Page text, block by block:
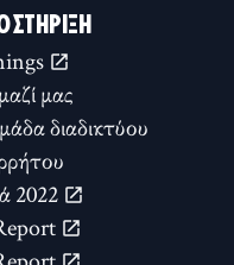
μας
διαδικτύου
2022